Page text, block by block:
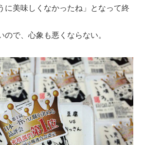
に美味しくなかったね」となって終
で、心象も悪くならない。